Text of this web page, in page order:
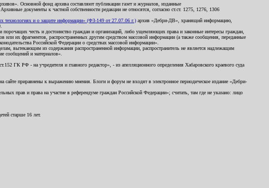
Основной фонд архива составляют публикации газет и журналов, изданные
документы к частной собственности редакции не относятся, согласно ст.ст. 1275, 1276, 1306
и о защите информации» (ФЗ-149 от 27.07.06 г.) архив «Дебри-ДВ», хранящий информацию,
честь и достоинство граждан и организаций, либо ущемляющих права и законные интересы граждан,
их фрагментов, распространенных другим средством массовой информации (а также сообщения, переданные
Российской Федерации о средствах массовой информации».
вытекающим из содержания распространенной информации, распространитель не является надлежащим
сообщений и материалов».
ГК РФ - на учредителя и главного редактор», - из апелляционного определения Хабаровского краевого суда
сайте приравнены к выражению мнения. Блоги и форум не входят в электронное периодическое издание «Дебри-
прав и права на участие в референдуме граждан Российской Федерации»; считать, там где не указано: лицо
старше 16 лет.